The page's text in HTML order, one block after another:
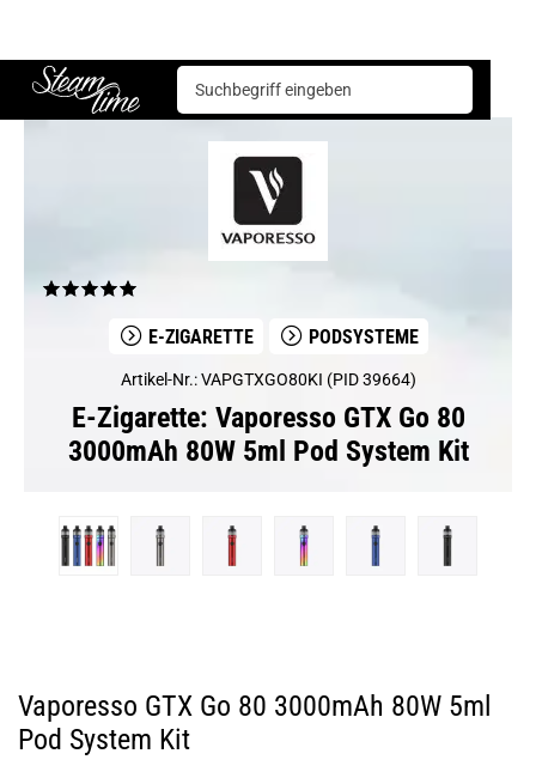
Steam time
E-Zigarette Podsysteme
E-ZIGARETTE PODSYSTEME
Artikel-Nr.: VAPGTXGO80KI (PID 39664)
E-Zigarette: Vaporesso GTX Go 80
3000mAh 80W 5ml Pod System Kit
Vaporesso GTX Go 80 3000mAh 80W 5ml
Pod System Kit